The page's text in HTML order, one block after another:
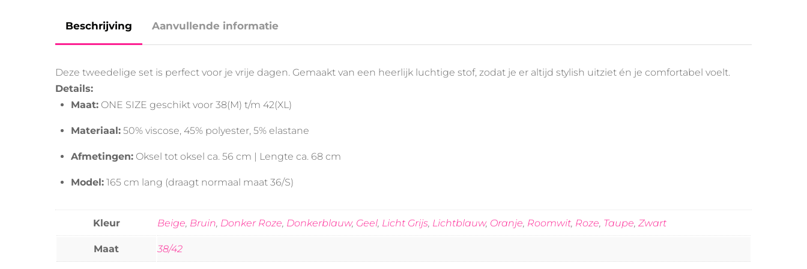
Beschrijving Aanvullende informatie
Deze tweedelige set is perfect voor je vrije dagen. Gemaakt van een heerlijk luchtige stof, zodat je er altijd stylish uitziet én je comfortabel voelt.
Details:
Maat:ONE SIZE geschikt voor 38(M) t/m 42(XL)
Materiaal:50% viscose, 45% polyester, 5% elastane
Afmetingen:Oksel tot oksel ca. 56 cm | Lengte ca. 68 cm
Model:165 cm lang (draagt normaal maat 36/S)
Kleur Beige, Bruin, Donker Roze, Donkerblauw, Geel, Licht Grijs, Lichtblauw, Oranje, Roomwit, Roze, Taupe, Zwart
Maat 38/42